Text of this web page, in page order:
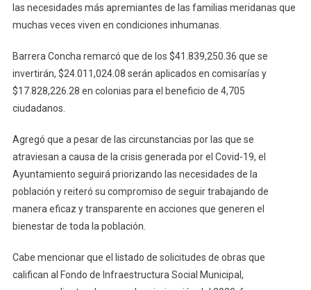
las necesidades más apremiantes de las familias meridanas que
muchas veces viven en condiciones inhumanas.
Barrera Concha remarcó que de los $41.839,250.36 que se
invertirán, $24.011,024.08 serán aplicados en comisarías y
$17.828,226.28 en colonias para el beneficio de 4,705
ciudadanos.
Agregó que a pesar de las circunstancias por las que se
atraviesan a causa de la crisis generada por el Covid-19, el
Ayuntamiento seguirá priorizando las necesidades de la
población y reiteró su compromiso de seguir trabajando de
manera eficaz y transparente en acciones que generen el
bienestar de toda la población.
Cabe mencionar que el listado de solicitudes de obras que
califican al Fondo de Infraestructura Social Municipal,